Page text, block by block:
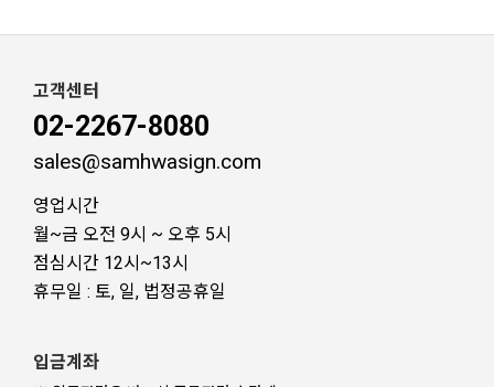
고객센터
02-2267-8080
sales@samhwasign.com
영업시간
월~금 오전 9시 ~ 오후 5시
점심시간 12시~13시
휴무일 : 토, 일, 법정공휴일
입금계좌